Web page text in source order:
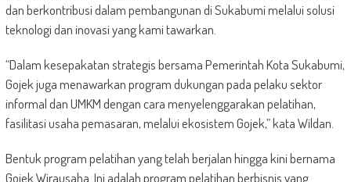
dan berkontribusi dalam pembangunan di Sukabumi melalui solusi
teknologi dan inovasi yang kami tawarkan.
“Dalam kesepakatan strategis bersama Pemerintah Kota Sukabumi,
Gojek juga menawarkan program dukungan pada pelaku sektor
informal dan UMKM dengan cara menyelenggarakan pelatihan,
fasilitasi usaha pemasaran, melalui ekosistem Gojek,” kata ​Wildan​.
Bentuk program pelatihan yang telah berjalan hingga kini bernama
Gojek Wirausaha. Ini adalah program pelatihan berbisnis yang